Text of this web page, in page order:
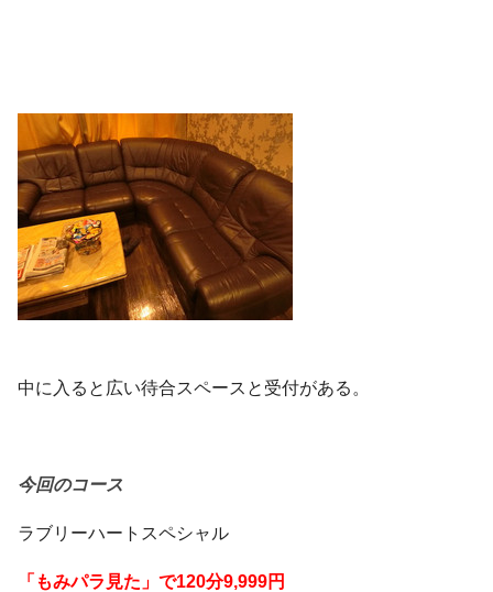
中に入ると広い待合スペースと受付がある。
今回のコース
ラブリーハートスペシャル
「もみパラ見た」で120分9,999円